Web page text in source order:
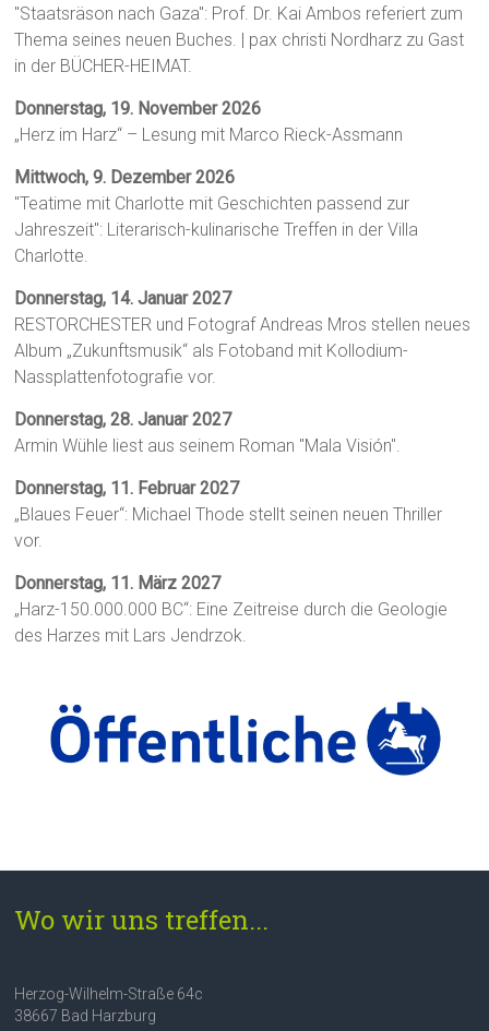
"Staatsräson nach Gaza": Prof. Dr. Kai Ambos referiert zum
Thema seines neuen Buches. | pax christi Nordharz zu Gast
in der BÜCHER-HEIMAT.
Donnerstag, 19. November 2026
„Herz im Harz“ – Lesung mit Marco Rieck-Assmann
Mittwoch, 9. Dezember 2026
"Teatime mit Charlotte mit Geschichten passend zur
Jahreszeit": Literarisch-kulinarische Treffen in der Villa
Charlotte.
Donnerstag, 14. Januar 2027
RESTORCHESTER und Fotograf Andreas Mros stellen neues
Album „Zukunftsmusik“ als Fotoband mit Kollodium-
Nassplattenfotografie vor.
Donnerstag, 28. Januar 2027
Armin Wühle liest aus seinem Roman "Mala Visión".
Donnerstag, 11. Februar 2027
„Blaues Feuer“: Michael Thode stellt seinen neuen Thriller
vor.
Donnerstag, 11. März 2027
„Harz-150.000.000 BC“: Eine Zeitreise durch die Geologie
des Harzes mit Lars Jendrzok.
Wo wir uns treffen...
Herzog-Wilhelm-Straße 64c
38667 Bad Harzburg